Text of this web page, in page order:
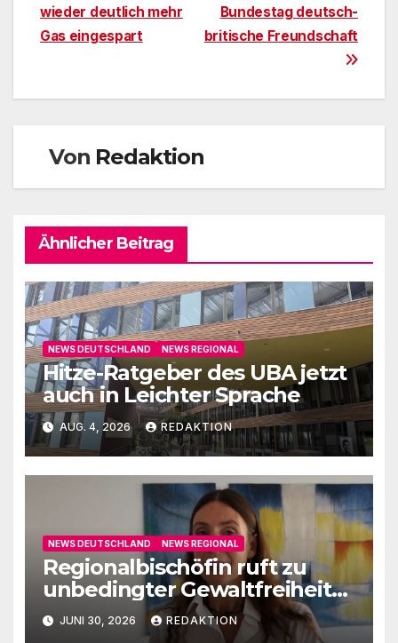
Bundestag deutsch-
britische Freundschaft
wieder deutlich mehr
Gas eingespart
Von Redaktion
Ähnlicher Beitrag
NEWS DEUTSCHLAND NEWS REGIONAL
Hitze-Ratgeber des UBA jetzt
auch in Leichter Sprache
AUG. 4, 2026 REDAKTION
NEWS DEUTSCHLAND NEWS REGIONAL
Regionalbischöfin ruft zu
unbedingter Gewaltfreiheit
aufJUNI 30, 2026 REDAKTION